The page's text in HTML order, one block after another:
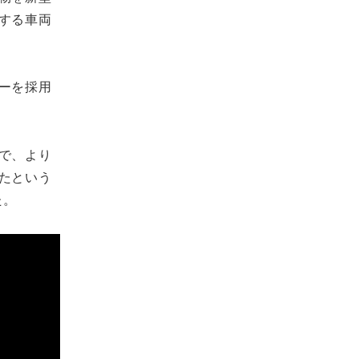
る車両
を採用
、より
という